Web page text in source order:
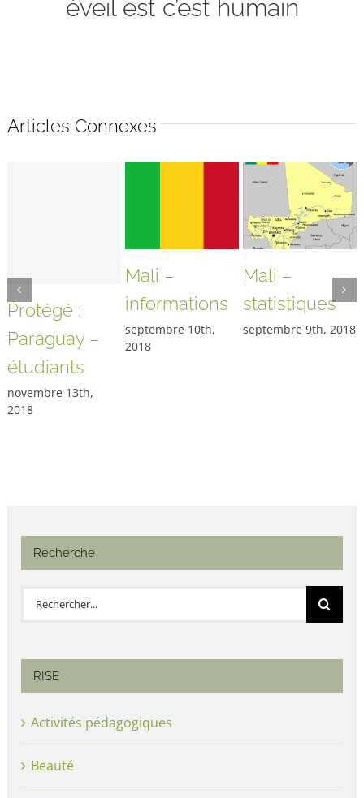
éveil est c’est humain
Articles Connexes
Protégé :
Paraguay –
étudiants
novembre 13th,
2018
Mali –
informations
septembre 10th,
2018
Mali –
statistiques
septembre 9th, 2018
Recherche
Rechercher:
RISE
Activités pédagogiques
Beauté